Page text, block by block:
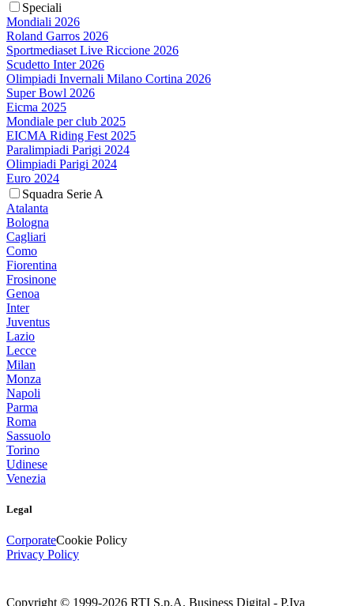
Speciali
Mondiali 2026
Roland Garros 2026
Sportmediaset Live Riccione 2026
Scudetto Inter 2026
Olimpiadi Invernali Milano Cortina 2026
Super Bowl 2026
Eicma 2025
Mondiale per club 2025
EICMA Riding Fest 2025
Paralimpiadi Parigi 2024
Olimpiadi Parigi 2024
Euro 2024
Squadra Serie A
Atalanta
Bologna
Cagliari
Como
Fiorentina
Frosinone
Genoa
Inter
Juventus
Lazio
Lecce
Milan
Monza
Napoli
Parma
Roma
Sassuolo
Torino
Udinese
Venezia
Legal
CorporateCookie Policy
Privacy Policy
Copyright © 1999-2026 RTI S.p.A. Business Digital - P.Iva